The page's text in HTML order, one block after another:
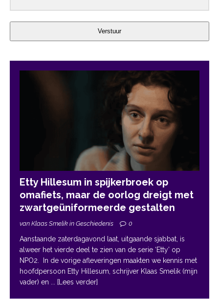
Verstuur
Etty Hillesum in spijkerbroek op
omafiets, maar de oorlog dreigt met
zwartgeüniformeerde gestalten
van Klaas Smelik in Geschiedenis 0
Aanstaande zaterdagavond laat, uitgaande sjabbat, is
alweer het vierde deel te zien van de serie ‘Etty’ op
NPO2. In de vorige afleveringen maakten we kennis met
hoofdpersoon Etty Hillesum, schrijver Klaas Smelik (mijn
vader) en
... [Lees verder]